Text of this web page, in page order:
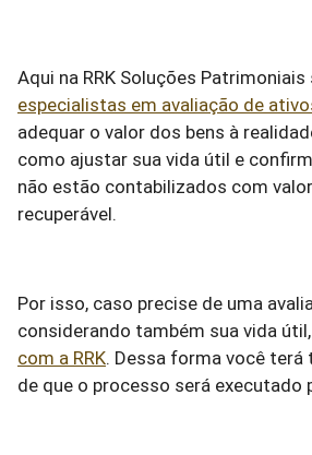
Aqui na RRK Soluções
especialistas em avaliação de
adequar o valor dos bens à
como ajustar sua vida útil e
não estão contabilizados com
recuperável.
Por isso, caso precise de uma
considerando também sua vida útil,
com a RRK. Dessa forma você
de que o processo será executado